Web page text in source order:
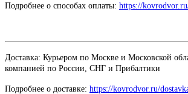
Подробнее о способах оплаты: https://
Доставка: Курьером по Москве и Московской
компанией по России, СНГ и Прибалтики
Подробнее о доставке: https://kovrodvor.ru/